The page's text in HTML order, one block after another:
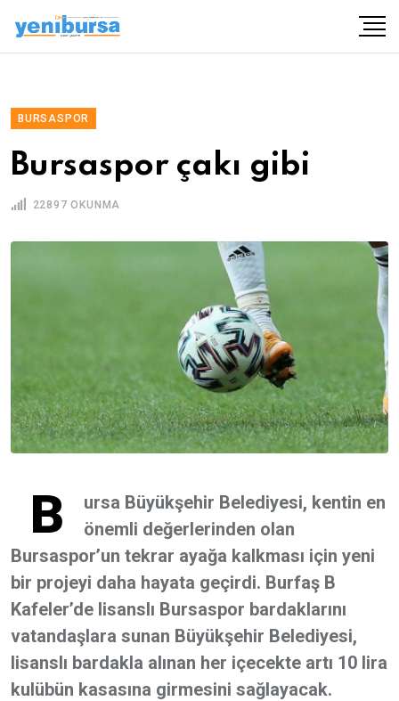
BURSASPOR
Bursaspor çakı gibi
22897 OKUNMA
B
ursa Büyükşehir Belediyesi, kentin en
önemli değerlerinden olan
Bursaspor’un tekrar ayağa kalkması için yeni
bir projeyi daha hayata geçirdi. Burfaş B
Kafeler’de lisanslı Bursaspor bardaklarını
vatandaşlara sunan Büyükşehir Belediyesi,
lisanslı bardakla alınan her içecekte artı 10 lira
kulübün kasasına girmesini sağlayacak.